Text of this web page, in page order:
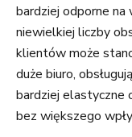
bardziej odporne na
niewielkiej liczby
klientów może
duże biuro,
bardziej elastyczne
bez większego